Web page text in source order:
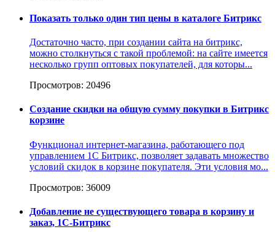
Показать только один тип цены в каталоге Битрикс
Достаточно часто, при создании сайта на битрикс,
можно столкнуться с такой проблемой: на сайте имеется
несколько групп оптовых покупателей, для которы...
Просмотров: 20496
Создание скидки на общую сумму покупки в Битрикс
корзине
Функционал интернет-магазина, работающего под
управлением 1С Битрикс, позволяет задавать множество
условий скидок в корзине покупателя. Эти условия мо...
Просмотров: 36009
Добавление не существующего товара в корзину и
заказ, 1С-Битрикс